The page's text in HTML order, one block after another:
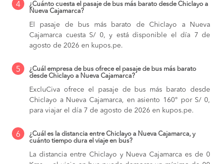
4
¿Cuánto cuesta el pasaje de bus más barato desde Chiclayo a
Nueva Cajamarca?
El pasaje de bus más barato de Chiclayo a Nueva
Cajamarca cuesta S/ 0, y está disponible el día 7 de
agosto de 2026 en kupos.pe.
5
¿Cuál empresa de bus ofrece el pasaje de bus más barato
desde Chiclayo a Nueva Cajamarca?
ExcluCiva ofrece el pasaje de bus más barato desde
Chiclayo a Nueva Cajamarca, en asiento 160° por S/ 0,
para viajar el día 7 de agosto de 2026 en kupos.pe.
6
¿Cuál es la distancia entre Chiclayo a Nueva Cajamarca, y
cuánto tiempo dura el viaje en bus?
La distancia entre Chiclayo y Nueva Cajamarca es de 0